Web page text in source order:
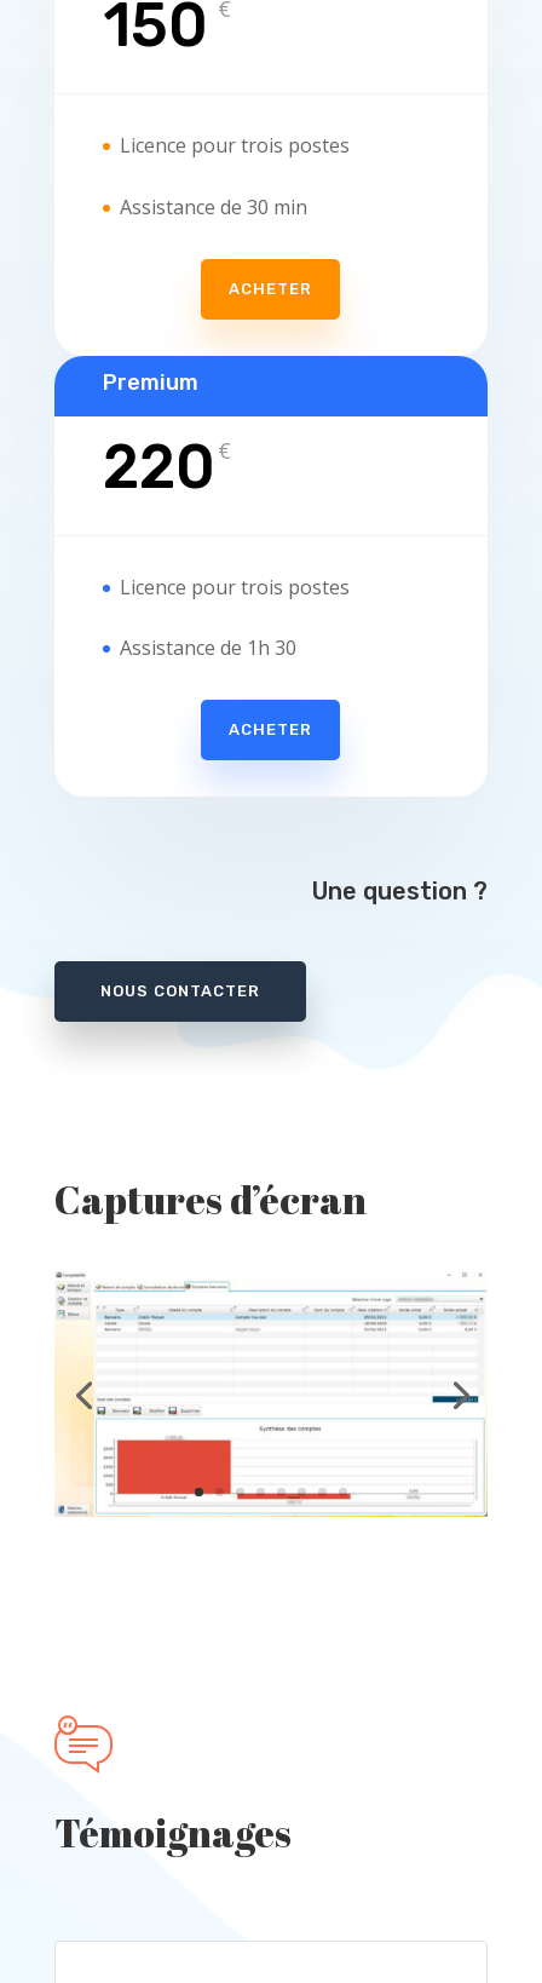
€
150
Licence pour trois postes
Assistance de 30 min
ACHETER
Premium
€
220
Licence pour trois postes
Assistance de 1h 30
ACHETER
Une question ?
NOUS CONTACTER
Captures d’écran
Témoignages